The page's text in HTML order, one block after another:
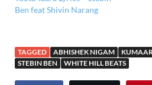
Ben feat Shivin Narang
TAGGED ABHISHEK NIGAM
STEBIN BEN
WHITE HILL BEATS